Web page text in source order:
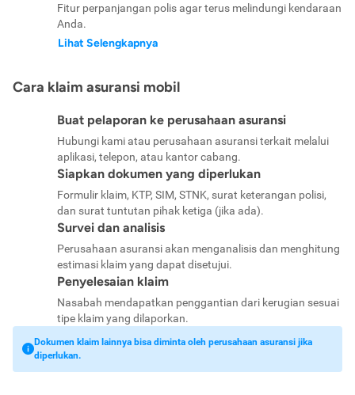
Fitur perpanjangan polis agar terus melindungi kendaraan
Anda.
Lihat Selengkapnya
Cara klaim asuransi mobil
Buat pelaporan ke perusahaan asuransi
Hubungi kami atau perusahaan asuransi terkait melalui
aplikasi, telepon, atau kantor cabang.
Siapkan dokumen yang diperlukan
Formulir klaim, KTP, SIM, STNK, surat keterangan polisi,
dan surat tuntutan pihak ketiga (jika ada).
Survei dan analisis
Perusahaan asuransi akan menganalisis dan menghitung
estimasi klaim yang dapat disetujui.
Penyelesaian klaim
Nasabah mendapatkan penggantian dari kerugian sesuai
tipe klaim yang dilaporkan.
Dokumen klaim lainnya bisa diminta oleh perusahaan asuransi jika
diperlukan.